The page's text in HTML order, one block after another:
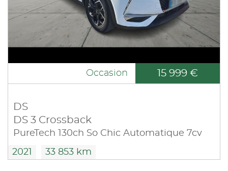
Occasion 15 999 €
DS
DS 3 Crossback
PureTech 130ch So Chic Automatique 7cv
2021 33 853 km